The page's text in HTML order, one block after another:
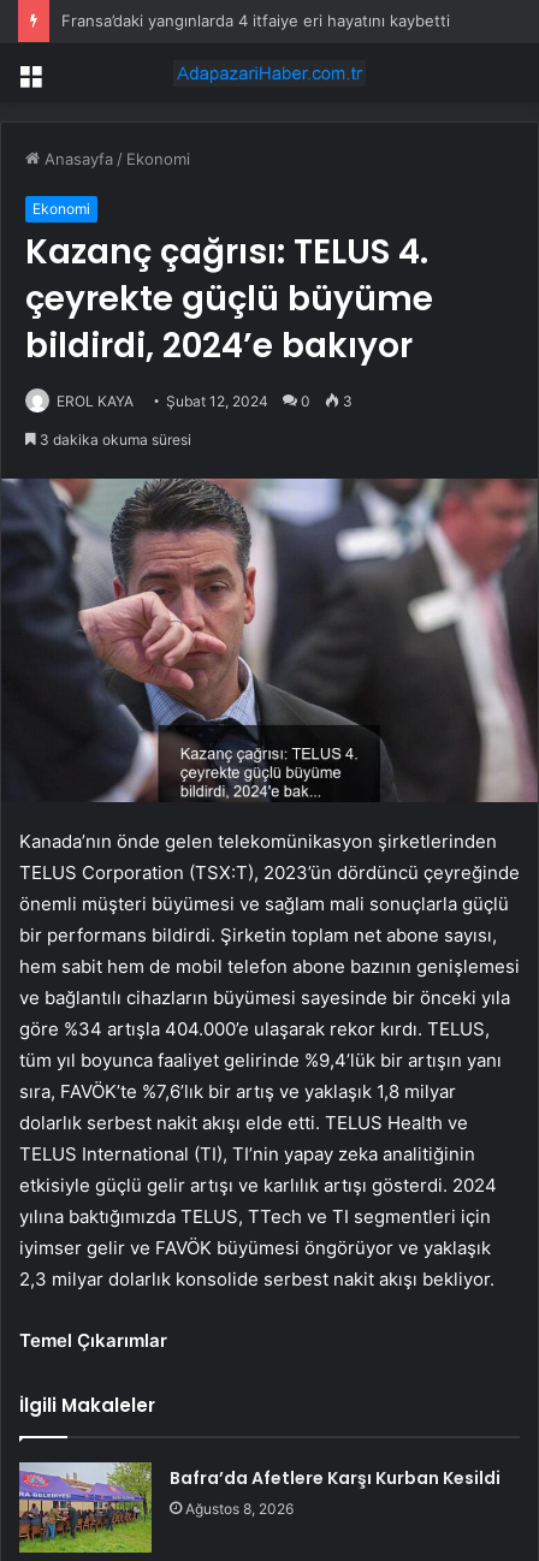
Fransa’daki yangınlarda 4 itfaiye eri hayatını kaybetti
Menü
Anasayfa / Ekonomi
Ekonomi
Kazanç çağrısı: TELUS 4.
çeyrekte güçlü büyüme
bildirdi, 2024’e bakıyor
EROL KAYA Şubat 12, 2024 0 3
3 dakika okuma süresi
Kanada’nın önde gelen telekomünikasyon şirketlerinden
TELUS Corporation (TSX:T), 2023’ün dördüncü çeyreğinde
önemli müşteri büyümesi ve sağlam mali sonuçlarla güçlü
bir performans bildirdi. Şirketin toplam net abone sayısı,
hem sabit hem de mobil telefon abone bazının genişlemesi
ve bağlantılı cihazların büyümesi sayesinde bir önceki yıla
göre %34 artışla 404.000’e ulaşarak rekor kırdı. TELUS,
tüm yıl boyunca faaliyet gelirinde %9,4’lük bir artışın yanı
sıra, FAVÖK’te %7,6’lık bir artış ve yaklaşık 1,8 milyar
dolarlık serbest nakit akışı elde etti. TELUS Health ve
TELUS International (TI), TI’nin yapay zeka analitiğinin
etkisiyle güçlü gelir artışı ve karlılık artışı gösterdi. 2024
yılına baktığımızda TELUS, TTech ve TI segmentleri için
iyimser gelir ve FAVÖK büyümesi öngörüyor ve yaklaşık
2,3 milyar dolarlık konsolide serbest nakit akışı bekliyor.
Temel Çıkarımlar
İlgili Makaleler
Bafra’da Afetlere Karşı Kurban Kesildi
Ağustos 8, 2026